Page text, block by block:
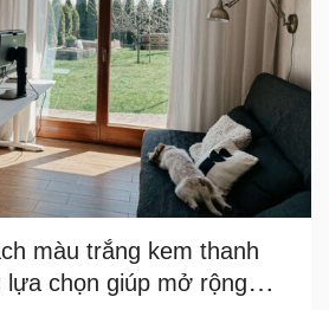
màu trắng kem thanh
lựa chọn giúp mở rộng